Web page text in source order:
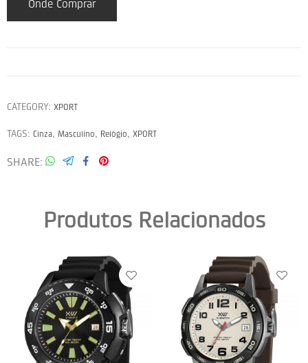
Onde Comprar
CATEGORY: XPORT
TAGS: Cinza, Masculino, Relógio, XPORT
SHARE
Produtos Relacionados